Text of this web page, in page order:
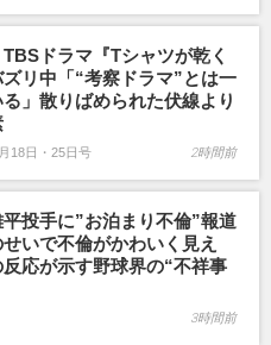
ドラマ『Tシャツが乾く
ズリ中「“考察ドラマ”とは一
」散りばめられた伏線より
18日・25日号 2時間前
平投手に”お泊まり不倫”報道
いで不倫がかわいく見え
応が示す野球界の“不祥事
3時間前